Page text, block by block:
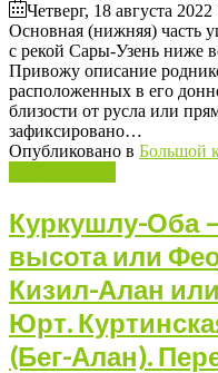
Четверг, 18 августа
Основная (нижняя) часть
с рекой Сары-Узень ниже
Привожу описание
расположенных в его
близости от русла или
зафиксировано…
Опубликовано в Большой
Куркушлу-Оба
высота или
Кизил-Алан
Юрт.
(Бег-Алан).